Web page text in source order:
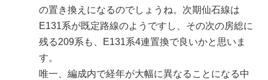
の置き換えになるのでしょうね。次期仙石線は
E131系が既定路線のようですし、その次の房総に
残る209系も、E131系4連置換で良いかと思いま
す。
唯一、編成内で経年が大幅に異なることになる中